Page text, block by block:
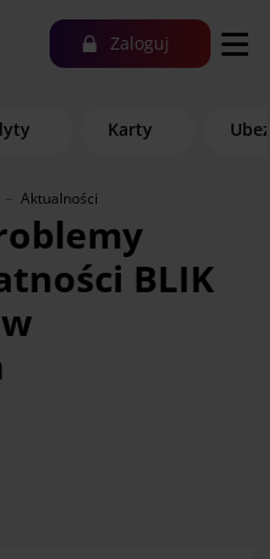
Zaloguj
Karty
Aktualności
BLIK